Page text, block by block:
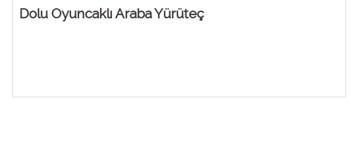
Dolu Oyuncaklı Araba Yürüteç